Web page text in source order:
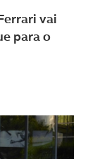
vai
para o